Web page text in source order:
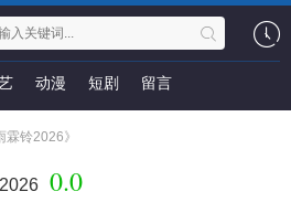
动漫 短剧 留言
霖铃2026》
0.0